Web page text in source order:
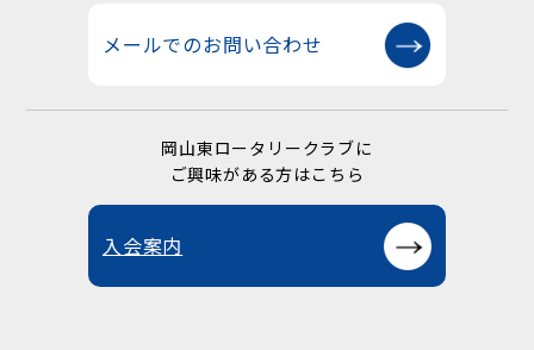
メールでのお問い合わせ
岡山東ロータリークラブに
ご興味がある方はこちら
入会案内